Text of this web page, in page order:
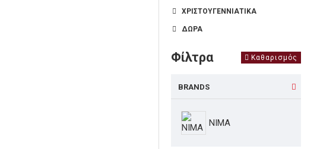
ΧΡΙΣΤΟΥΓΕΝΝΙΑΤΙΚΑ
ΔΩΡΑ
Φίλτρα Καθαρισμός
BRANDS
NIMA